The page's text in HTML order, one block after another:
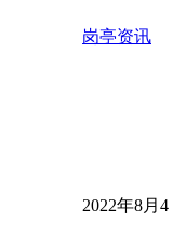
岗亭资讯
2022年8月4